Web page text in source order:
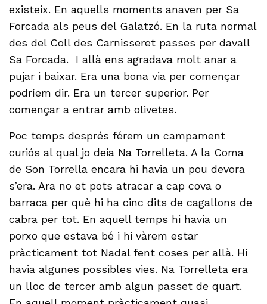
existeix. En aquells moments anaven per Sa
Forcada als peus del Galatzó. En la ruta normal
des del Coll des Carnisseret passes per davall
Sa Forcada. I allà ens agradava molt anar a
pujar i baixar. Era una bona via per començar
podríem dir. Era un tercer superior. Per
començar a entrar amb olivetes.
Poc temps després férem un campament
curiós al qual jo deia Na Torrelleta. A la Coma
de Son Torrella encara hi havia un pou devora
s’era. Ara no et pots atracar a cap cova o
barraca per què hi ha cinc dits de cagallons de
cabra per tot. En aquell temps hi havia un
porxo que estava bé i hi vàrem estar
pràcticament tot Nadal fent coses per allà. Hi
havia algunes possibles vies. Na Torrelleta era
un lloc de tercer amb algun passet de quart.